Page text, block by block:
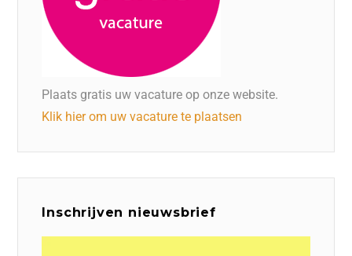
Plaats gratis uw vacature op onze website.
Klik hier om uw vacature te plaatsen
Inschrijven nieuwsbrief